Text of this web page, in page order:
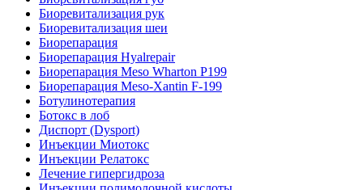
Биоревитализация рук
Биоревитализация шеи
Биорепарация
Биорепарация Hyalrepair
Биорепарация Meso Wharton P199
Биорепарация Meso-Xantin F-199
Ботулинотерапия
Ботокс в лоб
Диспорт (Dysport)
Инъекции Миотокс
Инъекции Релатокс
Лечение гипергидроза